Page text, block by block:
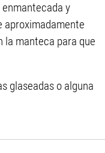
y
aproximadamente
la manteca para que
glaseadas o alguna